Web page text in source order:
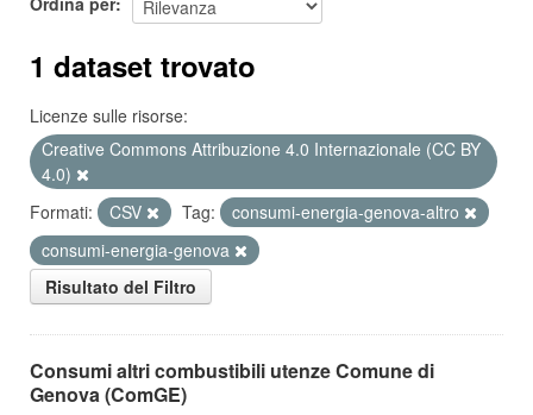
1 dataset trovato
Licenze sulle risorse:
Creative Commons Attribuzione 4.0 Internazionale (CC BY
4.0)
Formati:
CSV Tag:
consumi-energia-genova-altro
consumi-energia-genova
Risultato del Filtro
Consumi altri combustibili utenze Comune di
Genova (ComGE)